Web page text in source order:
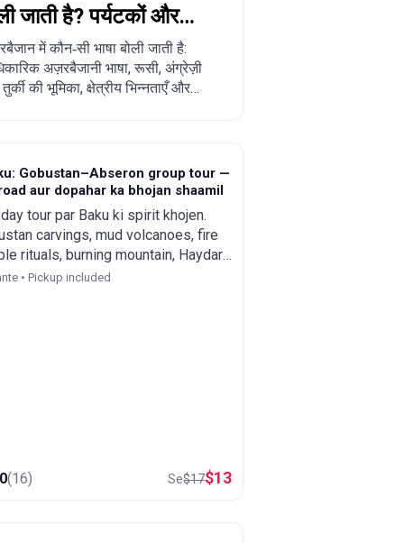
जाती है? पर्यटकों और
करने वालों के लिए
गाइड
में कौन‑सी भाषा बोली जाती है:
अज़रबैजानी भाषा, रूसी, अंग्रेज़ी
की भूमिका, क्षेत्रीय भिन्नताएँ और
Gobustan–Abseron group tour —
aur dopahar ka bhojan shaamil
tour par Baku ki spirit khojen.
carvings, mud volcanoes, fire
rituals, burning mountain, Haydar
center dekhen aur local-style
• Pickup included
(16) Se$17$13